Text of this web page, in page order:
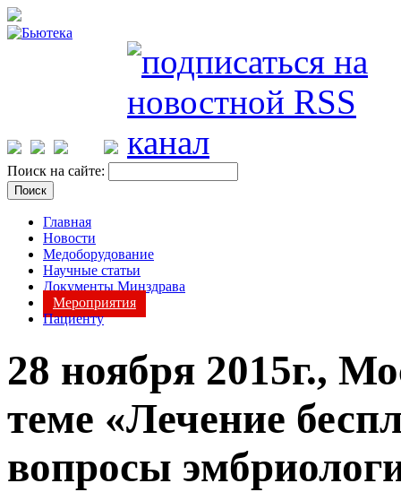
Поиск на сайте:
Главная
Новости
Медоборудование
Научные статьи
Документы Минздрава
Мероприятия
Пациенту
28 ноября 2015г.,
теме «Лечение
вопросы